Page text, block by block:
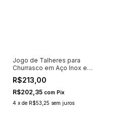
Jogo de Talheres para
Churrasco em Aço Inox e
Madeira Natural Tramontina 12
Peças 22299002
R$213,00
R$202,35 com Pix
4 x de R$53,25 sem juros